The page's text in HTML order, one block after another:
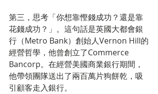
第三，思考「你想靠慳錢成功？還是靠
花錢成功？」。這句話是英國大都會銀
行（Metro Bank）創始人Vernon Hill的
經營哲學，他曾創立了Commerce
Bancorp。在經營美國商業銀行期間，
他帶領團隊送出了兩百萬片狗餅乾，吸
引顧客走入銀行。